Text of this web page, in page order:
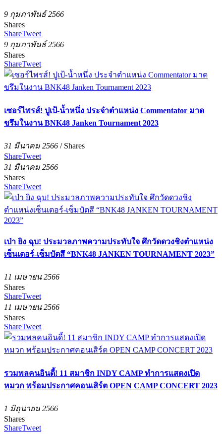
9 กุมภาพันธ์ 2566
Shares
ShareTweet
9 กุมภาพันธ์ 2566
Shares
ShareTweet
เซอร์ไพรส์! ปูเป้-น้ำหนึ่ง ประจำตำแหน่ง Commentator มาด
ขรึมในงาน BNK48 Janken Tournament 2023
31 มีนาคม 2566 / Shares
ShareTweet
31 มีนาคม 2566
Shares
ShareTweet
เป่า ยิง ฉุบ! ประมวลภาพความประทับใจ ศึกวัดดวงชิงตำแหน่ง
เซ็นเตอร์-เซ็มบัตสึ “BNK48 JANKEN TOURNAMENT 2023”
11 เมษายน 2566
Shares
ShareTweet
11 เมษายน 2566
Shares
ShareTweet
รวมพลคนอินดี้! 11 สมาชิก INDY CAMP ทำการแสดงเปิด
หมวก พร้อมประกาศคอนเสิร์ต OPEN CAMP CONCERT 2023
1 มิถุนายน 2566
Shares
ShareTweet